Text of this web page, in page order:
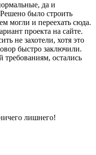
да и
было строить
могли и переехать сюда.
проекта на сайте.
не захотели, хотя это
быстро заключили.
остались
лишнего!